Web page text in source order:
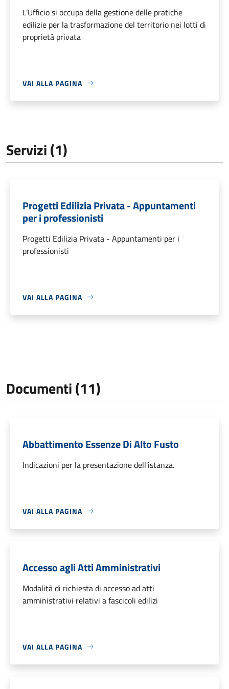
L’Ufficio si occupa della gestione delle pratiche
edilizie per la trasformazione del territorio nei lotti di
proprietà privata
VAI ALLA PAGINA
Servizi (1)
Progetti Edilizia Privata - Appuntamenti
per i professionisti
Progetti Edilizia Privata - Appuntamenti per i
professionisti
VAI ALLA PAGINA
Documenti (11)
Abbattimento Essenze Di Alto Fusto
Indicazioni per la presentazione dell'istanza.
VAI ALLA PAGINA
Accesso agli Atti Amministrativi
Modalità di richiesta di accesso ad atti
amministrativi relativi a fascicoli edilizi
VAI ALLA PAGINA